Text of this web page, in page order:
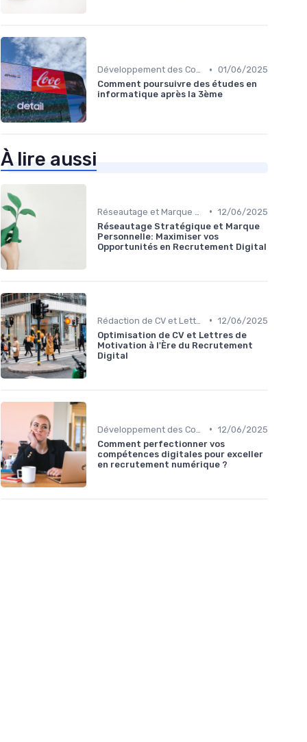
Développement des Compétences Digitales • 01/06/2025
Comment poursuivre des études en
informatique après la 3ème
À lire aussi
• 12/06/2025
Réseautage Stratégique et Marque
Personnelle: Maximiser vos
Opportunités en Recrutement Digital
• 12/06/2025
Optimisation de CV et Lettres de
Motivation à l'Ère du Recrutement
Digital
• 12/06/2025
Comment perfectionner vos
compétences digitales pour exceller
en recrutement numérique ?